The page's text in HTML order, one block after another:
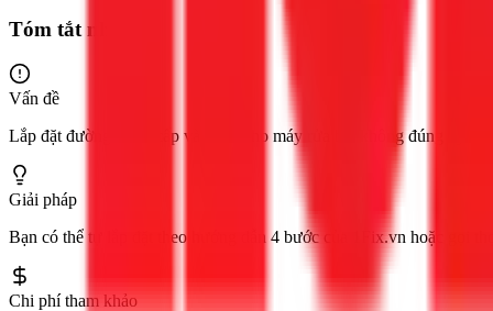
Tóm tắt nhanh
Vấn đề
Lắp đặt đường nước cấp và thoát cho máy rửa bát không đúng kỹ
Giải pháp
Bạn có thể tự lắp đặt theo hướng dẫn 4 bước của 1Fix.vn hoặc gọi
Chi phí tham khảo